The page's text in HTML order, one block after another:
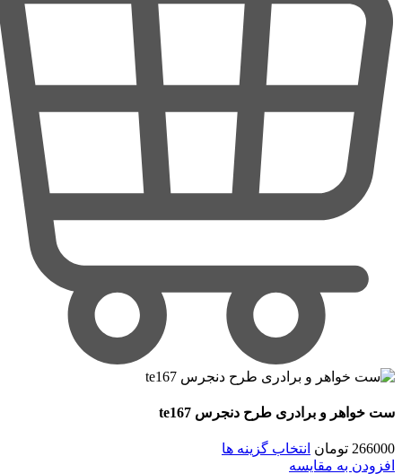
ست خواهر و برادری طرح دنجرس te167
266000 تومان انتخاب گزینه ها
افزودن به مقایسه